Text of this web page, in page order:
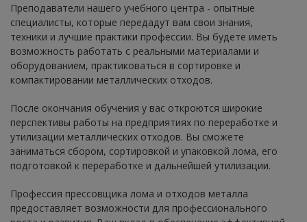
Преподаватели нашего учебного центра - опытные
специалисты, которые передадут вам свои знания,
техники и лучшие практики профессии. Вы будете иметь
возможность работать с реальными материалами и
оборудованием, практиковаться в сортировке и
компактировании металлических отходов.
После окончания обучения у вас откроются широкие
перспективы работы на предприятиях по переработке и
утилизации металлических отходов. Вы сможете
заниматься сбором, сортировкой и упаковкой лома, его
подготовкой к переработке и дальнейшей утилизации.
Профессия прессовщика лома и отходов металла
предоставляет возможности для профессионального